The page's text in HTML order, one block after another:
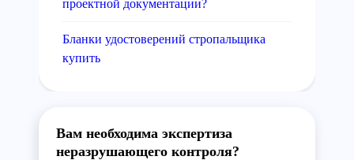
проектной документации?
Бланки удостоверений стропальщика
купить
Вам необходима экспертиза
неразрушающего контроля?